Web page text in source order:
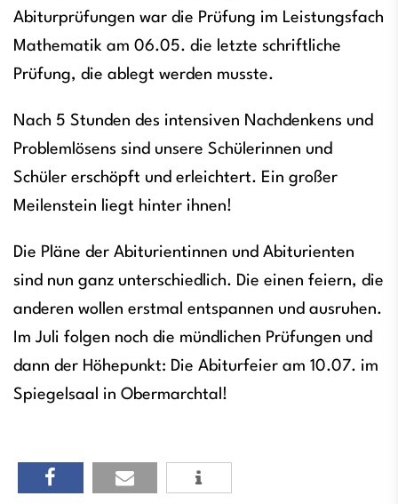
Abiturprüfungen war die Prüfung im Leistungsfach
Mathematik am 06.05. die letzte schriftliche
Prüfung, die ablegt werden musste.
Nach 5 Stunden des intensiven Nachdenkens und
Problemlösens sind unsere Schülerinnen und
Schüler erschöpft und erleichtert. Ein großer
Meilenstein liegt hinter ihnen!
Die Pläne der Abiturientinnen und Abiturienten
sind nun ganz unterschiedlich. Die einen feiern, die
anderen wollen erstmal entspannen und ausruhen.
Im Juli folgen noch die mündlichen Prüfungen und
dann der Höhepunkt: Die Abiturfeier am 10.07. im
Spiegelsaal in Obermarchtal!